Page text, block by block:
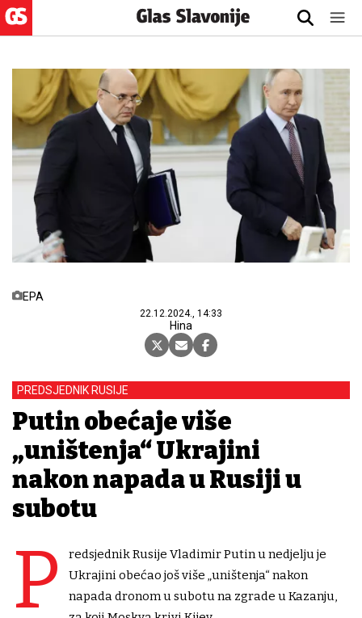
EPA
22.12.2024., 14:33
Hina
PREDSJEDNIK RUSIJE
Putin obećaje više
„uništenja“ Ukrajini
nakon napada u Rusiji u
subotu
P
redsjednik Rusije Vladimir Putin u nedjelju je
Ukrajini obećao još više „uništenja“ nakon
napada dronom u subotu na zgrade u Kazanju,